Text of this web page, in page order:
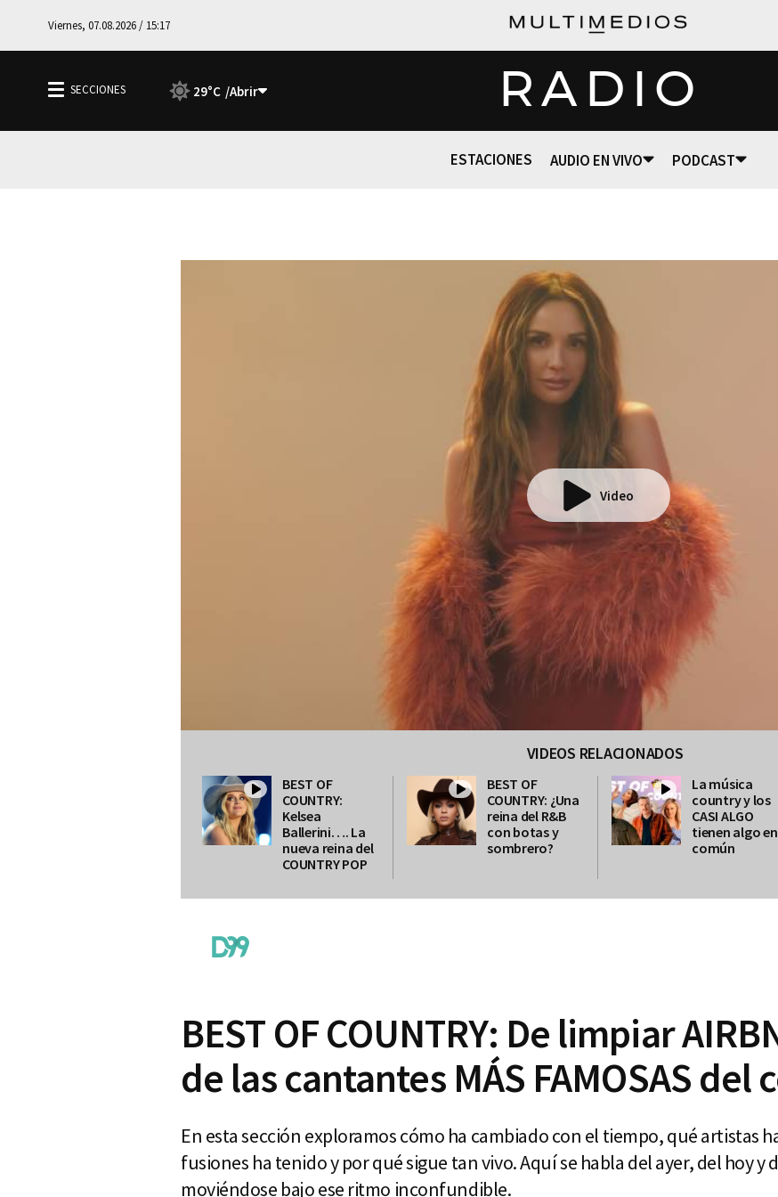
Viernes, 07.08.2026 / 15:17
29°C RADIO
ESTACIONES AUDIO EN VIVO PODCAST
Video
VIDEOS RELACIONADOS
BEST OF
COUNTRY:
Kelsea
Ballerini…. La
nueva reina del
COUNTRY POP
BEST OF
COUNTRY: ¿Una
reina del R&B
con botas y
sombrero?
La música
country y los
CASI ALGO
tienen algo en
común
BEST OF COUNTRY: De limpiar
de las cantantes MÁS FAMOSAS del
En esta sección exploramos cómo ha cambiado con el tiempo, qué artistas
fusiones ha tenido y por qué sigue tan vivo. Aquí se habla del ayer, del hoy y
moviéndose bajo ese ritmo inconfundible.